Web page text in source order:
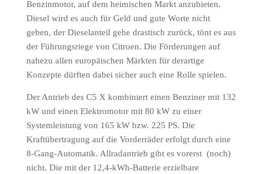
Benzinmotor, auf dem heimischen Markt anzubieten.
Diesel wird es auch für Geld und gute Worte nicht
geben, der Dieselanteil gehe drastisch zurück, tönt es aus
der Führungsriege von Citroen. Die Förderungen auf
nahezu allen europäischen Märkten für derartige
Konzepte dürften dabei sicher auch eine Rolle spielen.
Der Antrieb des C5 X kombiniert einen Benziner mit 132
kW und einen Elektromotor mit 80 kW zu einer
Systemleistung von 165 kW bzw. 225 PS. Die
Kraftübertragung auf die Vorderräder erfolgt durch eine
8-Gang-Automatik. Allradantrieb gibt es vorerst (noch)
nicht. Die mit der 12,4-kWh-Batterie erzielbare